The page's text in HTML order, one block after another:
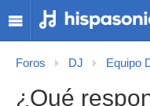
Foros DJ Equipo
¿Qué